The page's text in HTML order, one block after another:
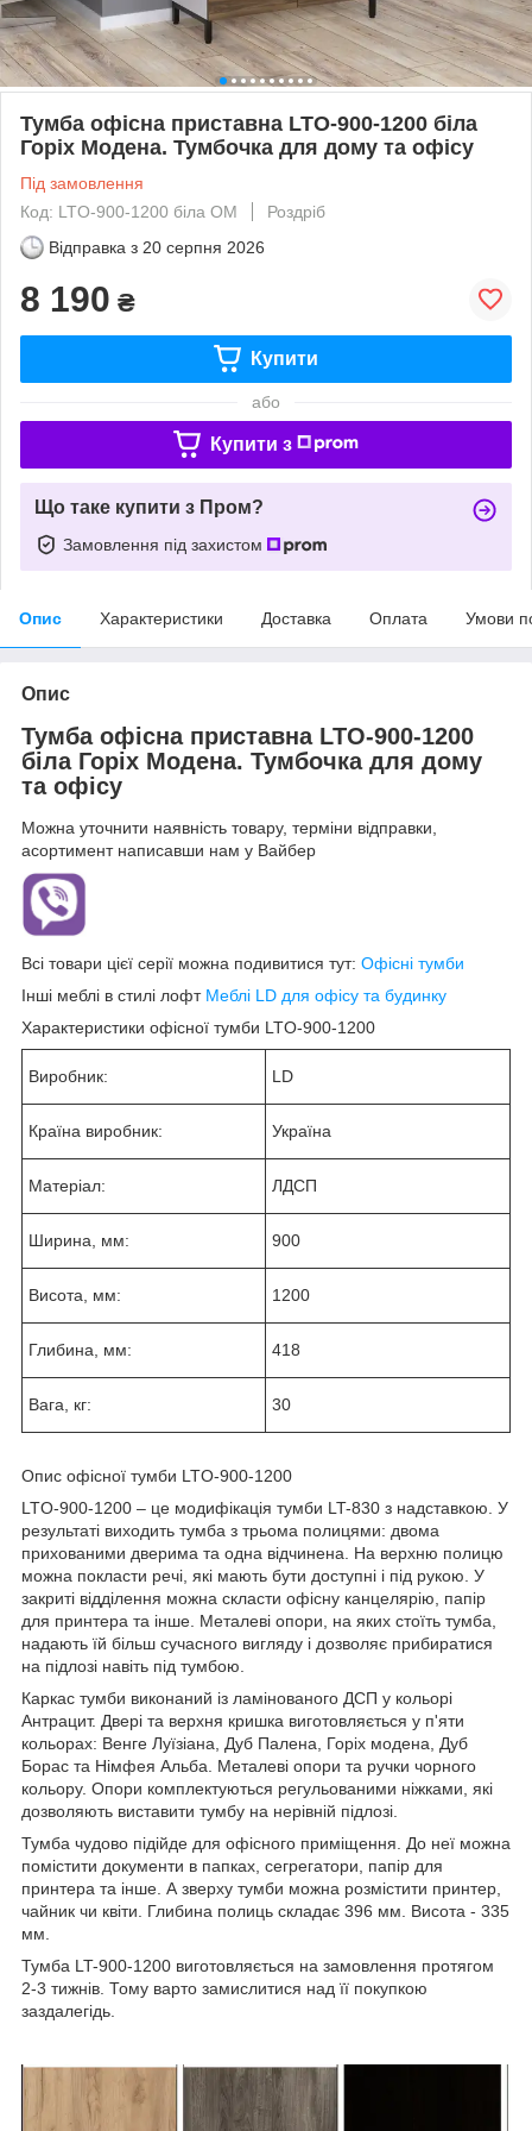
Тумба офісна приставна LTО-900-1200 біла
Горіх Модена. Тумбочка для дому та офісу
Під замовлення
Код: LTО-900-1200 біла ОМ
Роздріб
Відправка з 20 серпня 2026
8 190 ₴
Купити
або
Купити з
Що таке купити з Пром?
Замовлення під захистом
Опис Характеристики Доставка Оплата Умови
Опис
Тумба офісна приставна LTО-900-1200
біла Горіх Модена. Тумбочка для дому
та офісу
Можна уточнити наявність товару, терміни відправки,
асортимент написавши нам у Вайбер
Всі товари цієї серії можна подивитися тут: Офісні тумби
Інші меблі в стилі лофт Меблі LD для офісу та будинку
Характеристики офісної тумби LTO-900-1200
Виробник: LD
Країна виробник: Україна
Матеріал: ЛДСП
Ширина, мм: 900
Висота, мм: 1200
Глибина, мм: 418
Вага, кг: 30
Опис офісної тумби LTO-900-1200
LTO-900-1200 – це модифікація тумби LT-830 з надставкою. У
результаті виходить тумба з трьома полицями: двома
прихованими дверима та одна відчинена. На верхню полицю
можна покласти речі, які мають бути доступні і під рукою. У
закриті відділення можна скласти офісну канцелярію, папір
для принтера та інше. Металеві опори, на яких стоїть тумба,
надають їй більш сучасного вигляду і дозволяє прибиратися
на підлозі навіть під тумбою.
Каркас тумби виконаний із ламінованого ДСП у кольорі
Антрацит. Двері та верхня кришка виготовляється у п'яти
кольорах: Венге Луїзіана, Дуб Палена, Горіх модена, Дуб
Борас та Німфея Альба. Металеві опори та ручки чорного
кольору. Опори комплектуються регульованими ніжками, які
дозволяють виставити тумбу на нерівній підлозі.
Тумба чудово підійде для офісного приміщення. До неї можна
помістити документи в папках, сегрегатори, папір для
принтера та інше. А зверху тумби можна розмістити принтер,
чайник чи квіти. Глибина полиць складає 396 мм. Висота - 335
мм.
Тумба LT-900-1200 виготовляється на замовлення протягом
2-3 тижнів. Тому варто замислитися над її покупкою
заздалегідь.